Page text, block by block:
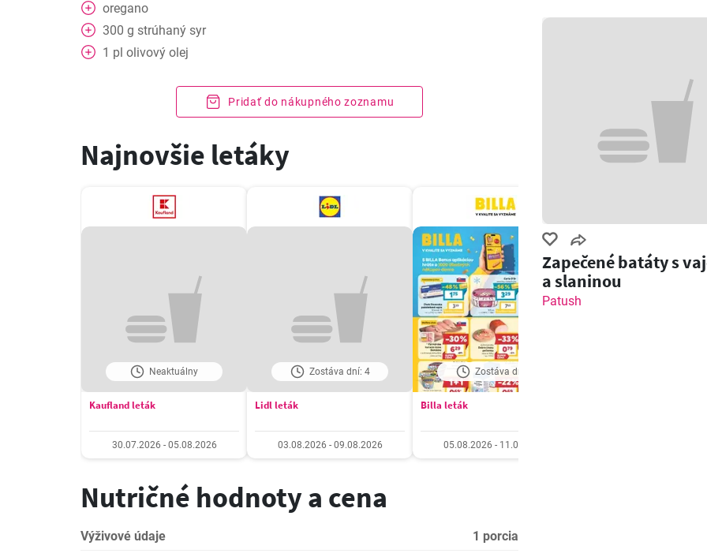
oregano
300 g strúhaný syr
1 pl olivový olej
Pridať do nákupného zoznamu
Najnovšie letáky
Neaktuálny
Kaufland leták
30.07.2026 - 05.08.2026
Zostáva dní: 4
Lidl leták
03.08.2026 - 09.08.2026
Zostáva dní: 6
Billa leták
05.08.2026 - 11.08.2026
Nutričné hodnoty a cena
Výživové údaje
1 porcia
Zapečené batáty s
a slaninou
Patush